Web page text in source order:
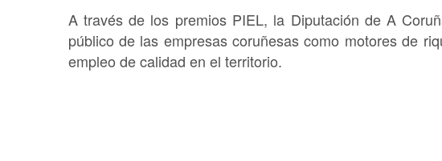
A través de los premios PIEL, la Diputación de A
público de las empresas coruñesas como motores de
empleo de calidad en el territorio.